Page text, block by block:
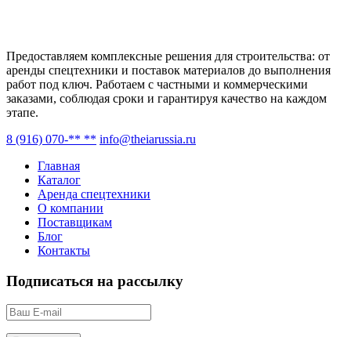
Предоставляем комплексные решения для строительства: от
аренды спецтехники и поставок материалов до выполнения
работ под ключ. Работаем с частными и коммерческими
заказами, соблюдая сроки и гарантируя качество на каждом
этапе.
8 (916) 070-** ** info@theiarussia.ru
Главная
Каталог
Аренда спецтехники
О компании
Поставщикам
Блог
Контакты
Подписаться на рассылку